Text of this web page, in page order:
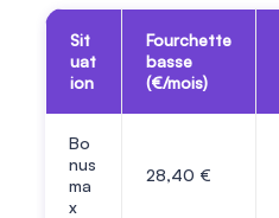
Sit
uat
ion
Fourchette
basse
(€/mois)
Bo
nus
ma
x
28,40 €